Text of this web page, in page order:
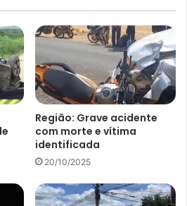
Região: Grave acidente
com morte e vítima
identificada
20/10/2025